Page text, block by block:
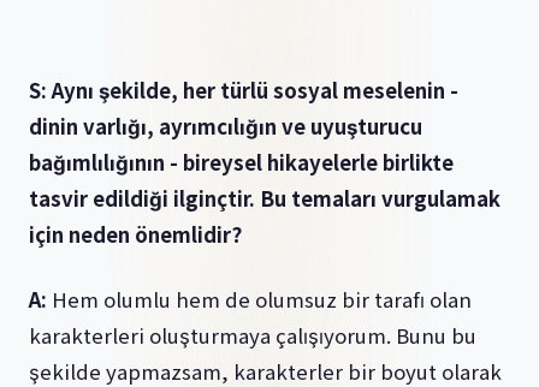
S: Aynı şekilde, her türlü sosyal meselenin -
dinin varlığı, ayrımcılığın ve uyuşturucu
bağımlılığının - bireysel hikayelerle birlikte
tasvir edildiği ilginçtir. Bu temaları vurgulamak
için neden önemlidir?
A: Hem olumlu hem de olumsuz bir tarafı olan
karakterleri oluşturmaya çalışıyorum. Bunu bu
şekilde yapmazsam, karakterler bir boyut olarak